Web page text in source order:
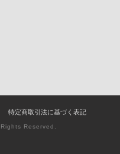
特定商取引法に基づく表記
Reserved.